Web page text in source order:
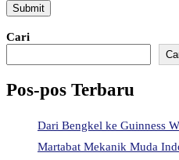
Cari
Pos-pos Terbaru
Dari Bengkel ke Guinness
Martabat Mekanik Muda